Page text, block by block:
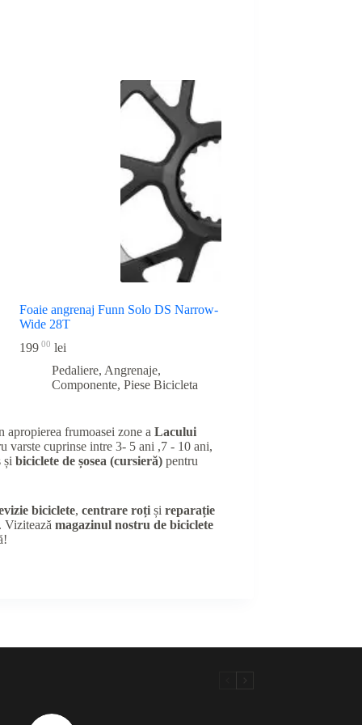
Foaie angrenaj Funn Solo DS Narrow-
Wide 28T
19900 lei
Pedaliere, Angrenaje,
Componente, Piese Bicicleta
apropierea frumoasei zone a Lacului
varste cuprinse intre 3- 5 ani ,7 - 10 ani,
și biciclete de șosea (cursieră) pentru
biciclete, centrare roți și reparație
Vizitează magazinul nostru de biciclete